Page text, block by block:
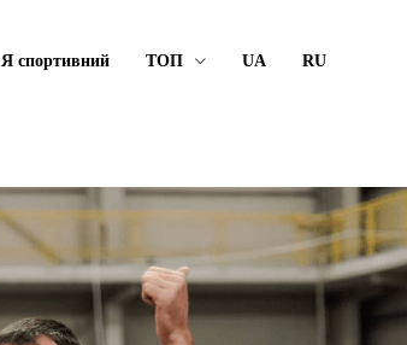
Я спортивний ТОП UA RU